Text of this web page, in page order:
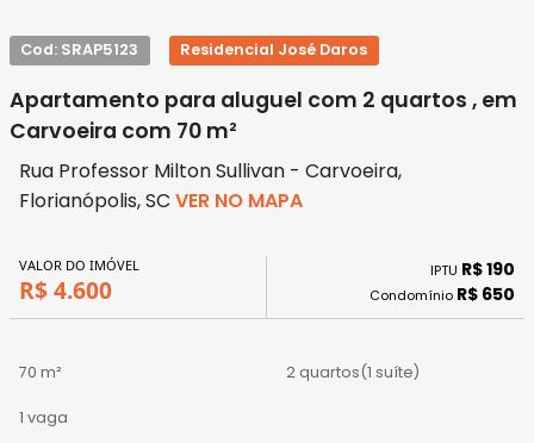
Cod: SRAP5123 Residencial José Daros
Apartamento para aluguel com 2 quartos , em
Carvoeira com 70 m²
Rua Professor Milton Sullivan - Carvoeira,
Florianópolis, SC VER NO MAPA
VALOR DO IMÓVEL
R$ 4.600
IPTU R$ 190
Condomínio R$ 650
70 m² 2 quartos(1 suíte)
1 vaga